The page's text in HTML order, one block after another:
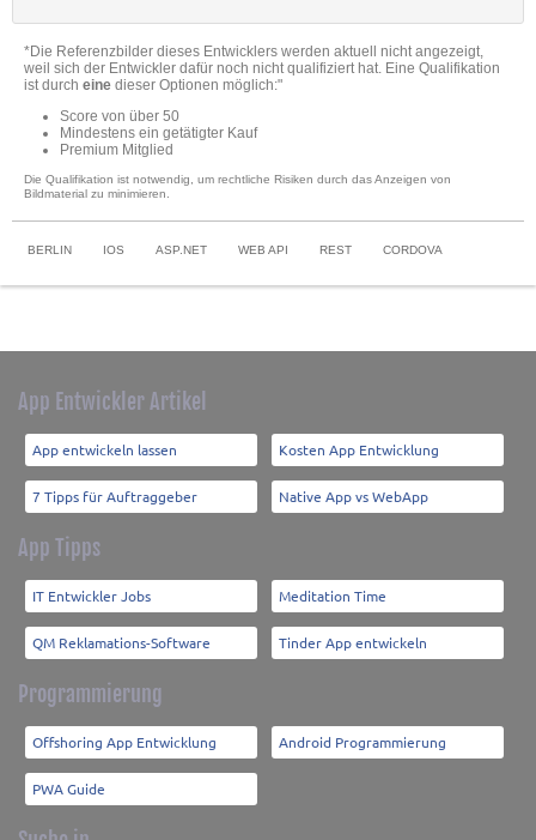
*Die Referenzbilder dieses Entwicklers werden aktuell nicht angezeigt,
weil sich der Entwickler dafür noch nicht qualifiziert hat. Eine Qualifikation
ist durch eine dieser Optionen möglich:"
Score von über 50
Mindestens ein getätigter Kauf
Premium Mitglied
Die Qualifikation ist notwendig, um rechtliche Risiken durch das Anzeigen von
Bildmaterial zu minimieren.
BERLIN IOS ASP.NET WEB API REST CORDOVA
App Entwickler Artikel
App entwickeln lassen Kosten App Entwicklung
7 Tipps für Auftraggeber Native App vs WebApp
App Tipps
IT Entwickler Jobs Meditation Time
QM Reklamations-Software Tinder App entwickeln
Programmierung
Offshoring App Entwicklung Android Programmierung
PWA Guide